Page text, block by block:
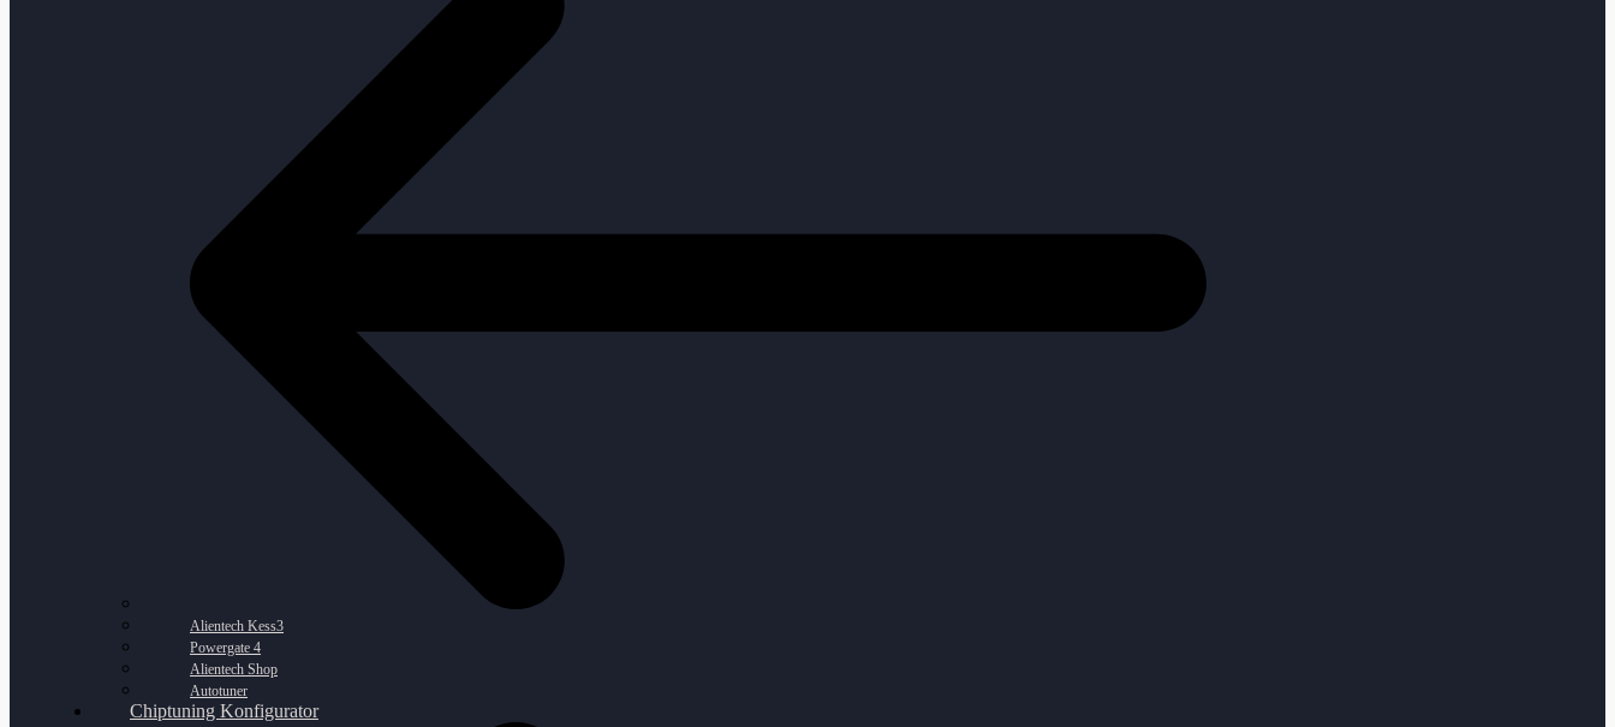
Alientech Kess3
Powergate 4
Alientech Shop
Autotuner
Chiptuning Konfigurator